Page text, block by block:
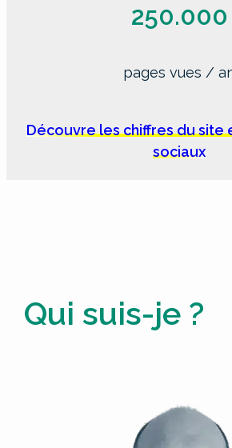
250.000
pages vues /
Découvre les chiffres du site
sociaux
Qui suis-je ?